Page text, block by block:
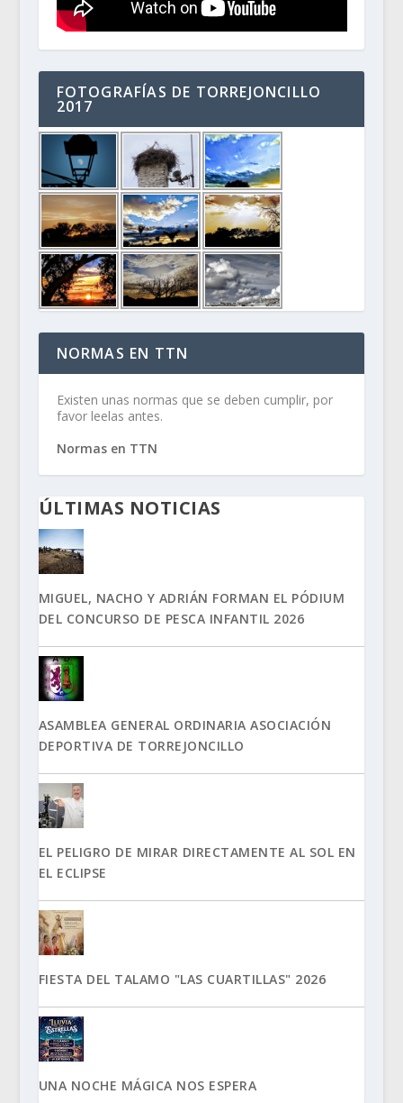
FOTOGRAFÍAS DE TORREJONCILLO
2017
NORMAS EN TTN
Existen unas normas que se deben cumplir, por
favor leelas antes.
Normas en TTN
ÚLTIMAS NOTICIAS
MIGUEL, NACHO Y ADRIÁN FORMAN EL PÓDIUM
DEL CONCURSO DE PESCA INFANTIL 2026
ASAMBLEA GENERAL ORDINARIA ASOCIACIÓN
DEPORTIVA DE TORREJONCILLO
EL PELIGRO DE MIRAR DIRECTAMENTE AL SOL EN
EL ECLIPSE
FIESTA DEL TALAMO "LAS CUARTILLAS" 2026
UNA NOCHE MÁGICA NOS ESPERA